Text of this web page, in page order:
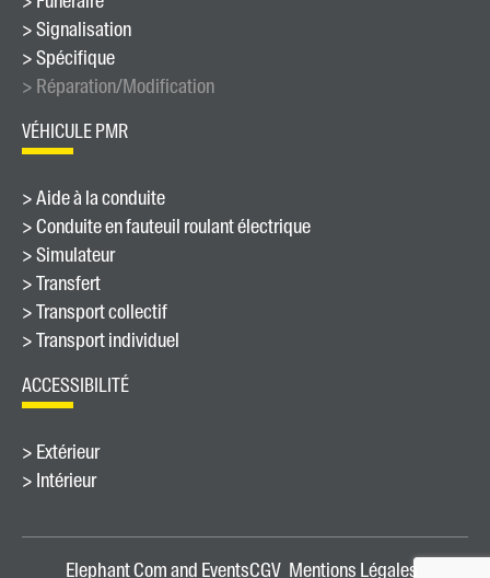
> Signalisation
> Spécifique
> Réparation/Modification
VÉHICULE PMR
> Aide à la conduite
> Conduite en fauteuil roulant électrique
> Simulateur
> Transfert
> Transport collectif
> Transport individuel
ACCESSIBILITÉ
> Extérieur
> Intérieur
Elephant Com and EventsCGV Mentions Légales